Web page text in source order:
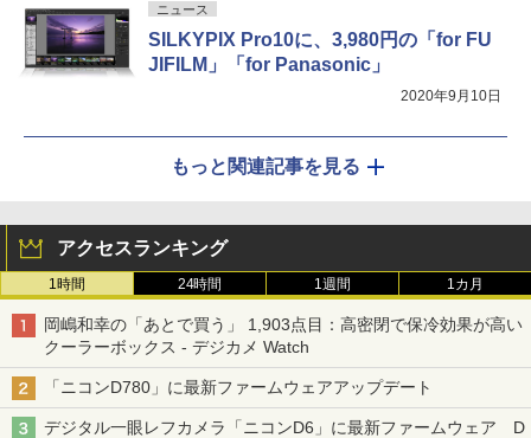
ニュース
SILKYPIX Pro10に、3,980円の「for FU
JIFILM」「for Panasonic」
2020年9月10日
もっと関連記事を見る
アクセスランキング
1時間 24時間 1週間 1カ月
岡嶋和幸の「あとで買う」 1,903点目：高密閉で保冷効果が高い
クーラーボックス - デジカメ Watch
「ニコンD780」に最新ファームウェアアップデート
デジタル一眼レフカメラ「ニコンD6」に最新ファームウェア D